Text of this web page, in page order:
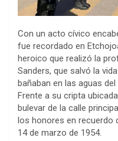
Con un acto cívico
fue recordado en
heroico que realizó la
Sanders, que salvó la
bañaban en las aguas del
Frente a su cripta
bulevar de la calle
los honores en recuerdo
14 de marzo de 1954.